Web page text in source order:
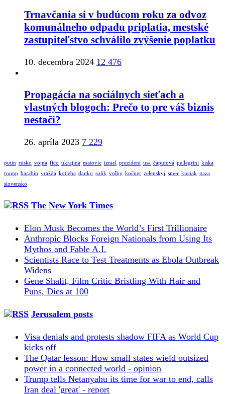
Trnavčania si v budúcom roku za odvoz
komunálneho odpadu priplatia, mestské
zastupiteľstvo schválilo zvýšenie poplatku
10. decembra 2024 12 476
Propagácia na sociálnych sieťach a
vlastných blogoch: Prečo to pre váš biznis
nestačí?
26. apríla 2023 7 229
putin rusko vojna fico ukrajina matovic izrael prezident usa čaputová pellegrini kiska
trump harabin vražda kotleba danko sulik volby kočner zelenskyj smer kuciak gaza
slovensko
The New York Times
Elon Musk Becomes the World’s First Trillionaire
Anthropic Blocks Foreign Nationals from Using Its
Mythos and Fable A.I.
Scientists Race to Test Treatments as Ebola Outbreak
Widens
Gene Shalit, Film Critic Bristling With Hair and
Puns, Dies at 100
Jerusalem posts
Visa denials and protests shadow FIFA as World Cup
kicks off
The Qatar lesson: How small states wield outsized
power in a connected world - opinion
Trump tells Netanyahu its time for war to end, calls
Iran deal 'great' - report